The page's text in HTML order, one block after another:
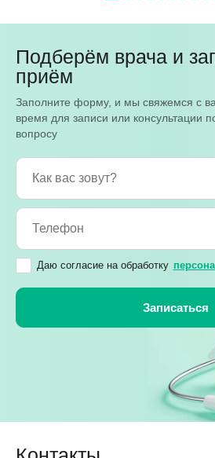
Подберём врача и
приём
Заполните форму, и мы свяжемся с
время для записи или консультации
вопросу
Даю согласие на обработку